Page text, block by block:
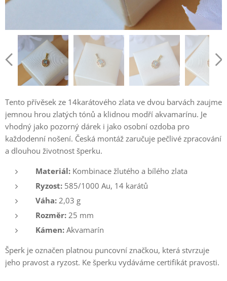
Tento přívěsek ze 14karátového zlata ve dvou barvách zaujme
jemnou hrou zlatých tónů a klidnou modří akvamarínu. Je
vhodný jako pozorný dárek i jako osobní ozdoba pro
každodenní nošení. Česká montáž zaručuje pečlivé zpracování
a dlouhou životnost šperku.
Materiál: Kombinace žlutého a bílého zlata
Ryzost: 585/1000 Au, 14 karátů
Váha: 2,03 g
Rozměr: 25 mm
Kámen: Akvamarín
Šperk je označen platnou puncovní značkou, která stvrzuje
jeho pravost a ryzost. Ke šperku vydáváme certifikát pravosti.